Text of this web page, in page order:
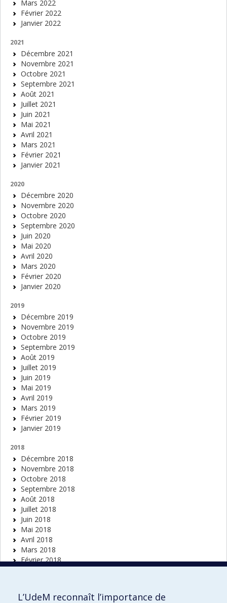
Mars 2022
Février 2022
Janvier 2022
2021
Décembre 2021
Novembre 2021
Octobre 2021
Septembre 2021
Août 2021
Juillet 2021
Juin 2021
Mai 2021
Avril 2021
Mars 2021
Février 2021
Janvier 2021
2020
Décembre 2020
Novembre 2020
Octobre 2020
Septembre 2020
Juin 2020
Mai 2020
Avril 2020
Mars 2020
Février 2020
Janvier 2020
2019
Décembre 2019
Novembre 2019
Octobre 2019
Septembre 2019
Août 2019
Juillet 2019
Juin 2019
Mai 2019
Avril 2019
Mars 2019
Février 2019
Janvier 2019
2018
Décembre 2018
Novembre 2018
Octobre 2018
Septembre 2018
Août 2018
Juillet 2018
Juin 2018
Mai 2018
Avril 2018
Mars 2018
Février 2018
Janvier 2018
Décembre 2017
L’UdeM reconnaît l’importance de